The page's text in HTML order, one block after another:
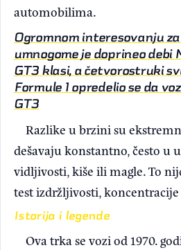
automobilima.
Ogromnom interesovanju
umnogome je doprineo debi
GT3 klasi, a četvorostruki
Formule 1 opredelio se da
GT3
Razlike u brzini su
dešavaju konstantno, često u
vidljivosti, kiše ili magle. To
test izdržljivosti,
Istorija i legende
Ova trka se vozi od 1970.